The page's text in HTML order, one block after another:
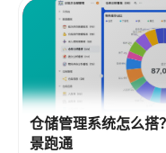
仓储管理系统怎么搭
景跑通